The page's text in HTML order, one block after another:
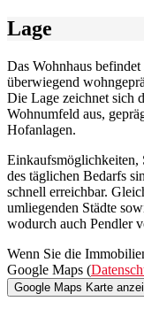
Lage
Das Wohnhaus
überwiegend
Die Lage zeichnet sich
Wohnumfeld aus,
Hofanlagen.
Einkaufsmöglichkeiten,
des täglichen Bedarfs
schnell erreichbar.
umliegenden Städte
wodurch auch Pendler
Wenn Sie die
Google Maps (
Google Maps Karte